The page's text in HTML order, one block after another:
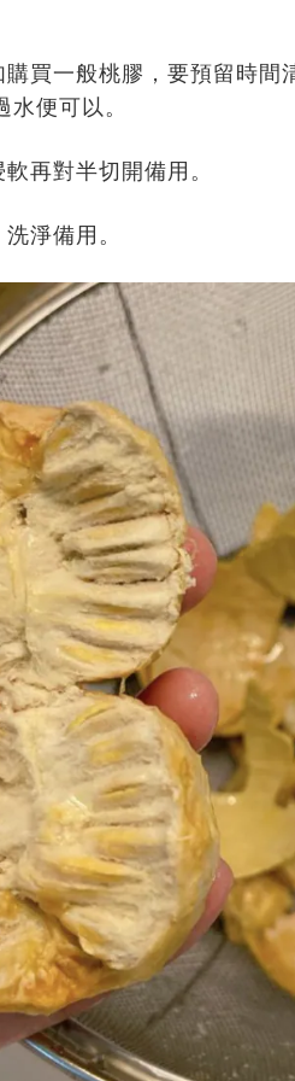
買一般桃膠，要預留時
便可以。
再對半切開備用。
淨備用。